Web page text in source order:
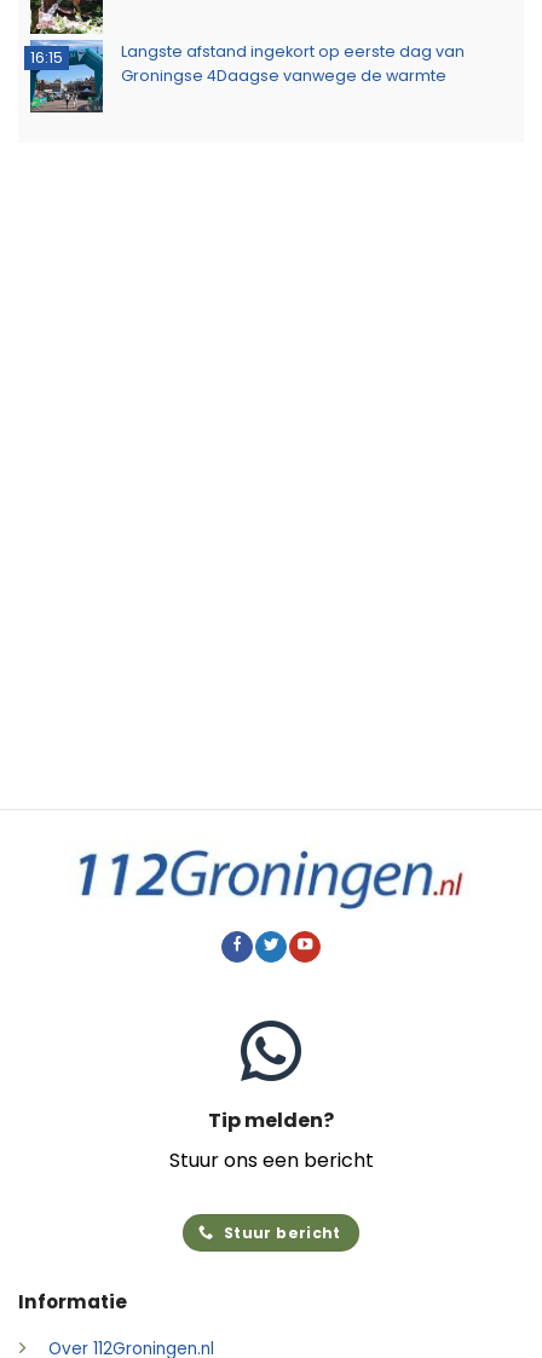
16:15
Langste afstand ingekort op eerste dag van
Groningse 4Daagse vanwege de warmte
Informatie
Over 112Groningen.nl
Tip melden?
Stuur ons een bericht
Stuur bericht